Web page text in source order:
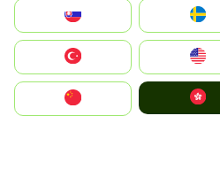
United States
中國香港特別行政區